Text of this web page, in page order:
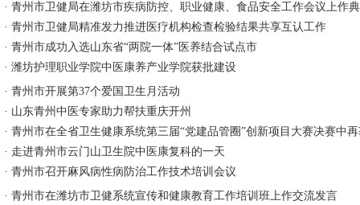
· 青州市卫健局在潍坊市疾病防控、职业健康、食品安全工作会议上作
· 青州市卫健局精准发力推进医疗机构检查检验结果共享互认工作
· 青州市成功入选山东省“两院一体”医养结合试点市
· 潍坊护理职业学院中医康养产业学院获批建设
· 青州市开展第37个爱国卫生月活动
· 山东青州中医专家助力帮扶重庆开州
· 青州市在全省卫生健康系统第三届“党建品管圈”创新项目大赛决赛中
· 走进青州市云门山卫生院中医康复科的一天
· 青州市召开麻风病性病防治工作技术培训会议
· 青州市在潍坊市卫健系统宣传和健康教育工作培训班上作交流发言